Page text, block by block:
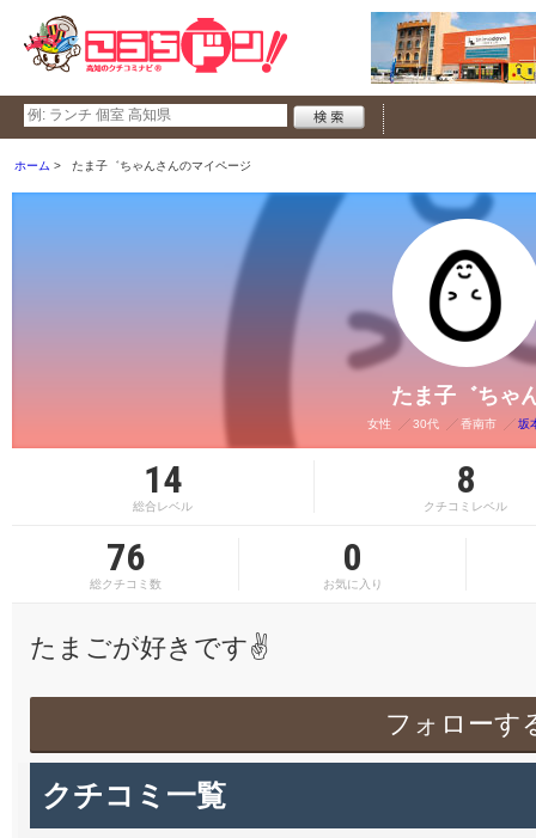
ホーム たま子゛ちゃんさんのマイページ
たま子゛ちゃ
女性 30代 香南市 坂
14
総合レベル
8
クチコミレベル
76
総クチコミ数
0
お気に入り
たまごが好きです✌️
フォローす
クチコミ一覧